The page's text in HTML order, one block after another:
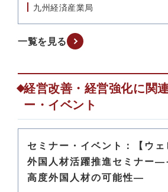
九州経済産業局
一覧を見る
経営改善・経営強化に関
ー・イベント
セミナー・イベント：【ウ
外国人材活躍推進セミナー―
高度外国人材の可能性―